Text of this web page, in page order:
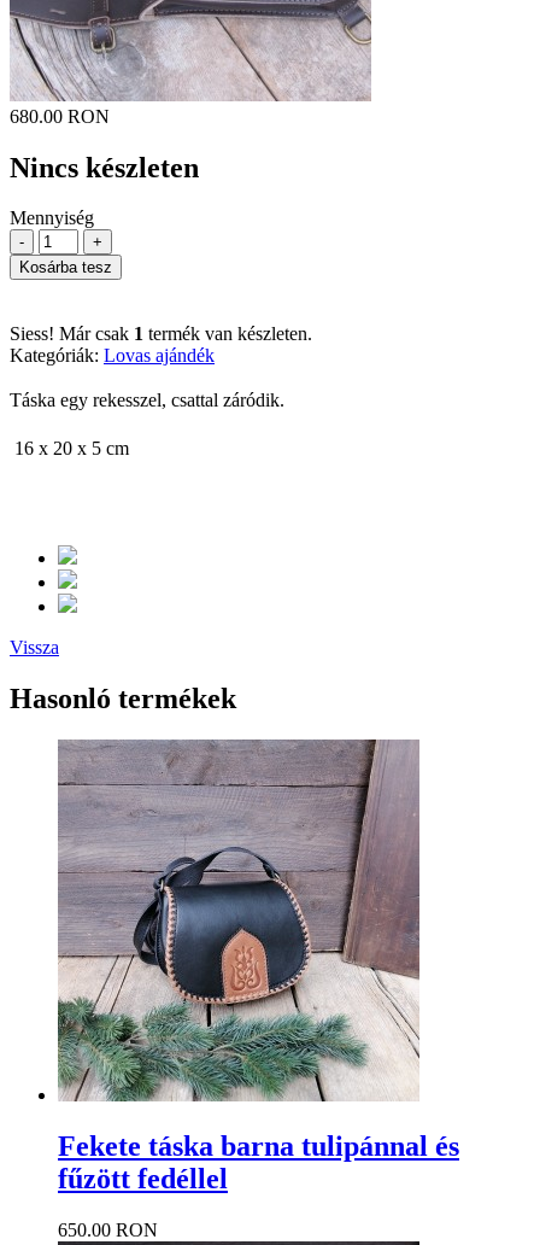
680.00 RON
Nincs készleten
Mennyiség
-
+
Kosárba tesz
Siess! Már csak 1 termék van készleten.
Kategóriák: Lovas ajándék
Táska egy rekesszel, csattal záródik.
16 x 20 x 5 cm
Vissza
Hasonló termékek
Fekete táska barna tulipánnal és
fűzött fedéllel
650.00 RON